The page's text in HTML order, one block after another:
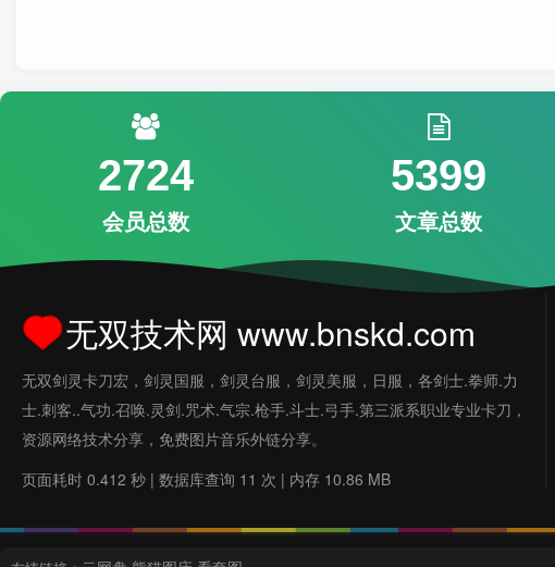
2724
会员总数
5399
文章总数
无双技术网 www.bnskd.com
无双剑灵卡刀宏，剑灵国服，剑灵台服，剑灵美服，日服，各剑士.拳师.力
士.刺客..气功.召唤.灵剑.咒术.气宗.枪手.斗士.弓手.第三派系职业专业卡刀，
资源网络技术分享，免费图片音乐外链分享。
页面耗时 0.412 秒 | 数据库查询 11 次 | 内存 10.86 MB